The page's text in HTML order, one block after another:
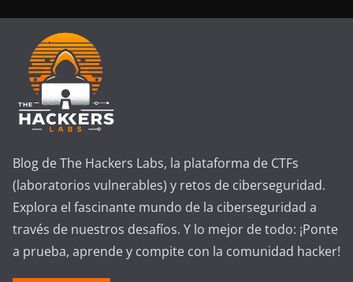
Blog de The Hackers Labs, la plataforma de CTFs
(laboratorios vulnerables) y retos de ciberseguridad.
Explora el fascinante mundo de la ciberseguridad a
través de nuestros desafíos. Y lo mejor de todo: ¡Ponte
a prueba, aprende y compite con la comunidad hacker!